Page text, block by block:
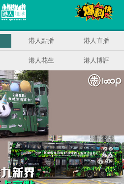
港人點播 港人直播
港人花生 港人博評